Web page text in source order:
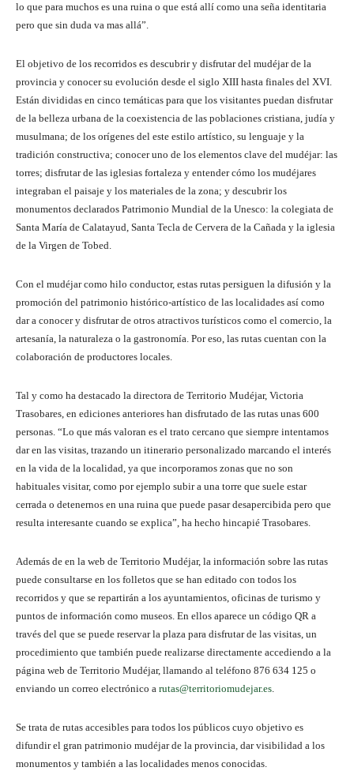
lo que para muchos es una ruina o que está allí como una seña identitaria
pero que sin duda va mas allá”.
El objetivo de los recorridos es descubrir y disfrutar del mudéjar de la
provincia y conocer su evolución desde el siglo XIII hasta finales del XVI.
Están divididas en cinco temáticas para que los visitantes puedan disfrutar
de la belleza urbana de la coexistencia de las poblaciones cristiana, judía y
musulmana; de los orígenes del este estilo artístico, su lenguaje y la
tradición constructiva; conocer uno de los elementos clave del mudéjar: las
torres; disfrutar de las iglesias fortaleza y entender cómo los mudéjares
integraban el paisaje y los materiales de la zona; y descubrir los
monumentos declarados Patrimonio Mundial de la Unesco: la colegiata de
Santa María de Calatayud, Santa Tecla de Cervera de la Cañada y la iglesia
de la Virgen de Tobed.
Con el mudéjar como hilo conductor, estas rutas persiguen la difusión y la
promoción del patrimonio histórico-artístico de las localidades así como
dar a conocer y disfrutar de otros atractivos turísticos como el comercio, la
artesanía, la naturaleza o la gastronomía. Por eso, las rutas cuentan con la
colaboración de productores locales.
Tal y como ha destacado la directora de Territorio Mudéjar, Victoria
Trasobares, en ediciones anteriores han disfrutado de las rutas unas 600
personas. “Lo que más valoran es el trato cercano que siempre intentamos
dar en las visitas, trazando un itinerario personalizado marcando el interés
en la vida de la localidad, ya que incorporamos zonas que no son
habituales visitar, como por ejemplo subir a una torre que suele estar
cerrada o detenernos en una ruina que puede pasar desapercibida pero que
resulta interesante cuando se explica”, ha hecho hincapié Trasobares.
Además de en la web de Territorio Mudéjar, la información sobre las rutas
puede consultarse en los folletos que se han editado con todos los
recorridos y que se repartirán a los ayuntamientos, oficinas de turismo y
puntos de información como museos. En ellos aparece un código QR a
través del que se puede reservar la plaza para disfrutar de las visitas, un
procedimiento que también puede realizarse directamente accediendo a la
página web de Territorio Mudéjar, llamando al teléfono 876 634 125 o
enviando un correo electrónico a rutas@territoriomudejar.es.
Se trata de rutas accesibles para todos los públicos cuyo objetivo es
difundir el gran patrimonio mudéjar de la provincia, dar visibilidad a los
monumentos y también a las localidades menos conocidas.